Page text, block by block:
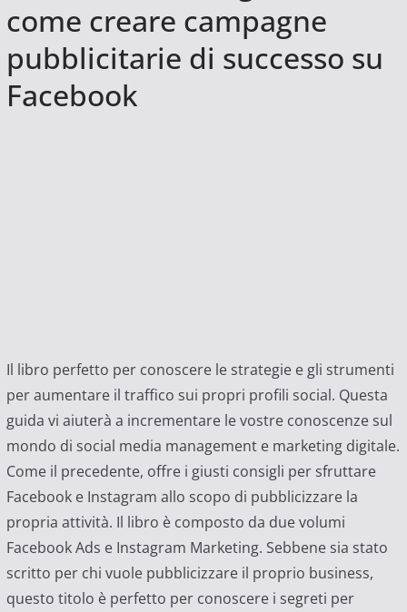
come creare campagne
pubblicitarie di successo su
Facebook
Il libro perfetto per conoscere le strategie e gli strumenti
per aumentare il traffico sui propri profili social. Questa
guida vi aiuterà a incrementare le vostre conoscenze sul
mondo di social media management e marketing digitale.
Come il precedente, offre i giusti consigli per sfruttare
Facebook e Instagram allo scopo di pubblicizzare la
propria attività. Il libro è composto da due volumi
Facebook Ads e Instagram Marketing. Sebbene sia stato
scritto per chi vuole pubblicizzare il proprio business,
questo titolo è perfetto per conoscere i segreti per